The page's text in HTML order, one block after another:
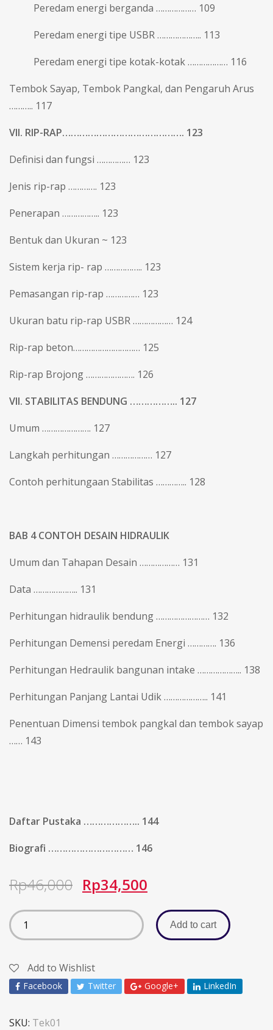
Peredam energi berganda ……………… 109
Peredam energi tipe USBR ……………….. 113
Peredam energi tipe kotak-kotak ……………… 116
Tembok Sayap, Tembok Pangkal, dan Pengaruh Arus
……….. 117
VII. RIP-RAP……………………………………. 123
Definisi dan fungsi …………… 123
Jenis rip-rap …………. 123
Penerapan …………….. 123
Bentuk dan Ukuran ~ 123
Sistem kerja rip- rap …………….. 123
Pemasangan rip-rap …………… 123
Ukuran batu rip-rap USBR ……………… 124
Rip-rap beton………………………… 125
Rip-rap Brojong …………………. 126
VII. STABILITAS BENDUNG …………….. 127
Umum …………………. 127
Langkah perhitungan ……………… 127
Contoh perhitungaan Stabilitas ………….. 128
BAB 4 CONTOH DESAIN HIDRAULIK
Umum dan Tahapan Desain ……………… 131
Data ……………….. 131
Perhitungan hidraulik bendung …………………… 132
Perhitungan Demensi peredam Energi …………. 136
Perhitungan Hedraulik bangunan intake ……………….. 138
Perhitungan Panjang Lantai Udik ……………….. 141
Penentuan Dimensi tembok pangkal dan tembok sayap
…… 143
Daftar Pustaka ……………….. 144
Biografi ………………………… 146
Rp46,000 Rp34,500
Add to cart
Add to Wishlist
Facebook Twitter Google+ LinkedIn
SKU: Tek01